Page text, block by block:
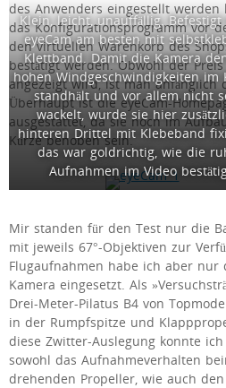
des Anwenders eingestellt werden
das Konfigurationsprogramm vor
den virtuellen Warenkorb des
bestätigt werden. Obwohl der
angezeigt wird, ist man anfänglich
Überhaupt ist die eyeCam-
ausgestattet, da sie noch im
Kürze behoben sein.
Klein, leicht, unauffällig.
eyeCam am besten mit
Klettband. Damit die Kamera
hohen Windgeschwindigkeiten im
standhält und vor allem nicht
wackelt, wurde sie hier
hinteren Drittel mit Klebeband
das war goldrichtig, wie die
Aufnahmen im Video
Mir standen für den Test nur die
mit jeweils 67°-Objektiven zur
Flugaufnahmen habe ich aber nur
Kamera eingesetzt. Als
Drei-Meter-Pilatus B4 von
in der Rumpfspitze und
diese Zwitter-Auslegung konnte
sowohl das Aufnahmeverhalten
drehenden Propeller, wie auch